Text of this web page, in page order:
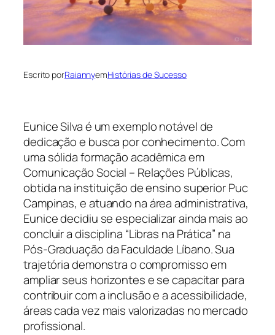
Escrito porRaiannyemHistórias de Sucesso
Eunice Silva é um exemplo notável de
dedicação e busca por conhecimento. Com
uma sólida formação acadêmica em
Comunicação Social – Relações Públicas,
obtida na instituição de ensino superior Puc
Campinas, e atuando na área administrativa,
Eunice decidiu se especializar ainda mais ao
concluir a disciplina “Libras na Prática” na
Pós-Graduação da Faculdade Líbano. Sua
trajetória demonstra o compromisso em
ampliar seus horizontes e se capacitar para
contribuir com a inclusão e a acessibilidade,
áreas cada vez mais valorizadas no mercado
profissional.